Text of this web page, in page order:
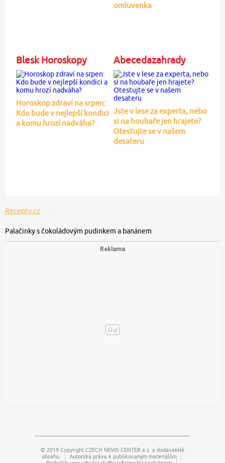
omluvenka
Blesk Horoskopy
Horoskop zdraví na srpen:
Kdo bude v nejlepší kondici
a komu hrozí nadváha?
Abecedazahrady
Jste v lese za experta, nebo
si na houbaře jen hrajete?
Otestujte se v našem
desateru
Recepty.cz
Palačinky s čokoládovým pudinkem a banánem
© 2019 Copyright CZECH NEWS CENTER a.s. a dodavatelé
obsahu.
Autorská práva k publikovaným materiálům